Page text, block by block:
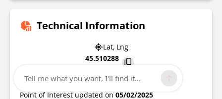
Technical Information
Lat, Lng
45.510288
Soulac-sur-mer
Point of Interest updated on 05/02/2025
Tell me what you want, I'll find it...